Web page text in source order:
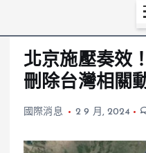
北京施壓奏效
刪除台灣相關
國際消息 2 9 月, 2024